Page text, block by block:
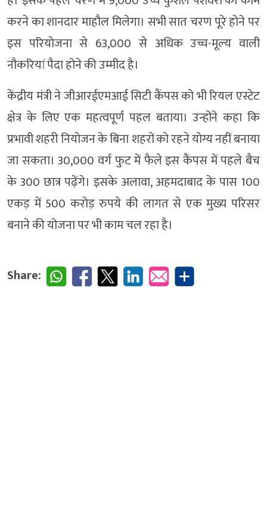
करने का शानदार माहौल मिलेगा। सभी सात चरण पूरे होने पर
इस परियोजना से 63,000 से अधिक उच्च-मूल्य वाली
नौकरियां पैदा होने की उम्मीद है।
केंद्रीय मंत्री ने जीआरईएमआई सिटी कैंपस को भी रियल एस्टेट
क्षेत्र के लिए एक महत्वपूर्ण पहल बताया। उन्होंने कहा कि
प्रभावी शहरी नियोजन के बिना शहरों को रहने योग्य नहीं बनाया
जा सकता। 30,000 वर्ग फुट में फैले इस कैंपस में पहले बैच
के 300 छात्र पढ़ेंगे। इसके अलावा, अहमदाबाद के पास 100
एकड़ में 500 करोड़ रुपये की लागत से एक मुख्य परिसर
बनाने की योजना पर भी काम चल रहा है।
Share: